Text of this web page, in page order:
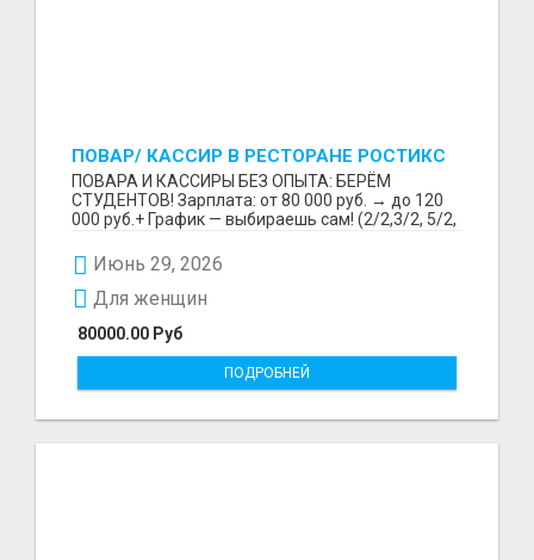
ПОВАР/ КАССИР В РЕСТОРАНЕ РОСТИКС
(КФС)
ПОВАРА И КАССИРЫ БЕЗ ОПЫТА: БЕРЁМ
СТУДЕНТОВ! Зарплата: от 80 000 руб. → до 120
000 руб.+ График — выбираешь сам! (2/2,3/2, 5/2,
Июнь 29, 2026
80000.00 Руб
Для женщин
ПОДРОБНЕЙ